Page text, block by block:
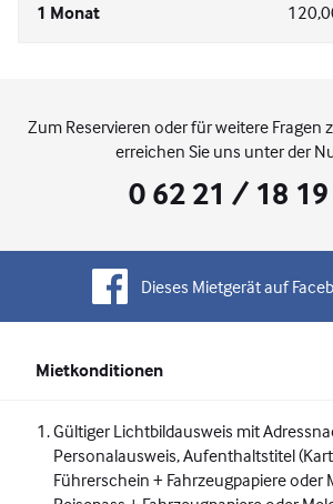
1 Monat
Zum Reservieren oder für weitere Fragen
erreichen Sie uns unter der
0 62 21 / 18
Dieses Mietgerät auf
Mietkonditionen
Gültiger Lichtbildausweis mit
Personalausweis, Aufenthaltstitel
Führerschein + Fahrzeugpapiere oder